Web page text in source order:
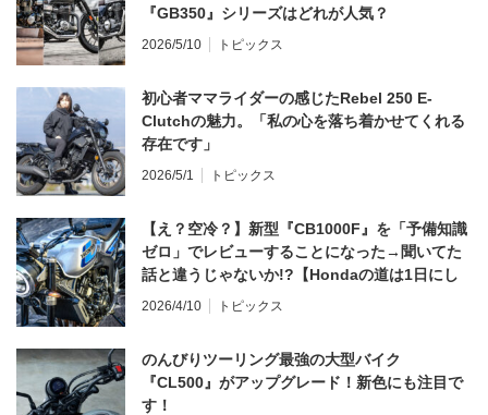
『GB350』シリーズはどれが人気？
2026/5/10 トピックス
初心者ママライダーの感じたRebel 250 E-
Clutchの魅力。「私の心を落ち着かせてくれる
存在です」
2026/5/1 トピックス
【え？空冷？】新型『CB1000F』を「予備知識
ゼロ」でレビューすることになった→聞いてた
話と違うじゃないか!?【Hondaの道は1日にし
てならず／CB1000F ①第一印象 編】
2026/4/10 トピックス
のんびりツーリング最強の大型バイク
『CL500』がアップグレード！新色にも注目で
す！